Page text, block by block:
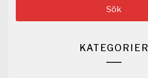
KATEGORIER